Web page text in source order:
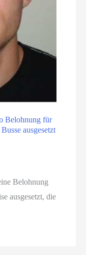
Belohnung für
ausgesetzt
Belohnung
ausgesetzt, die